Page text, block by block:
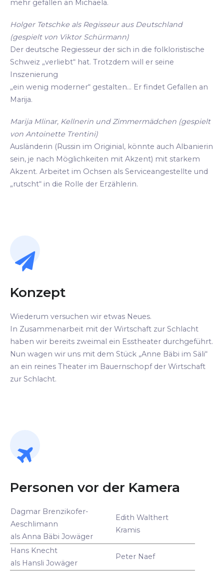
mehr gefallen an Michaela.
Holger Tetschke als Regisseur aus Deutschland
(gespielt von Viktor Schürmann)
Der deutsche Regiesseur der sich in die folkloristische
Schweiz „verliebt“ hat. Trotzdem will er seine
Inszenierung
„ein wenig moderner“ gestalten... Er findet Gefallen an
Marija.
Marija Mlinar, Kellnerin und Zimmermädchen (gespielt
von Antoinette Trentini)
Ausländerin (Russin im Originial, könnte auch Albanierin
sein, je nach Möglichkeiten mit Akzent) mit starkem
Akzent. Arbeitet im Ochsen als Serviceangestellte und
„rutscht“ in die Rolle der Erzählerin.
Konzept
Wiederum versuchen wir etwas Neues.
In Zusammenarbeit mit der Wirtschaft zur Schlacht
haben wir bereits zweimal ein Esstheater durchgeführt.
Nun wagen wir uns mit dem Stück „Anne Bäbi im Säli“
an ein reines Theater im Bauernschopf der Wirtschaft
zur Schlacht.
Personen vor der Kamera
Dagmar Brenzikofer-
Aeschlimann
als Anna Bäbi Jowäger
Edith Walthert
Kramis
Hans Knecht
als Hansli Jowäger
Peter Naef